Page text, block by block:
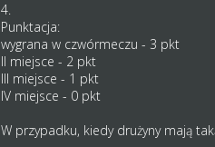
4.
Punktacja:
wygrana w czwórmeczu - 3 pkt
II miejsce - 2 pkt
III miejsce - 1 pkt
IV miejsce - 0 pkt
W przypadku, kiedy drużyny mają